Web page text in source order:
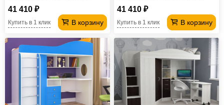
41 410 ₽
В корзину
Купить в 1 клик
41 410 ₽
В корзину
Купить в 1 клик